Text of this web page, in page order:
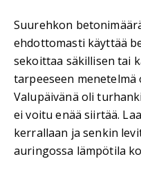
Suurehkon
ehdottomasti käyttää
sekoittaa säkillisen tai
tarpeeseen menetelmä
Valupäivänä oli
ei voitu enää siirtää.
kerrallaan ja senkin
auringossa lämpötila